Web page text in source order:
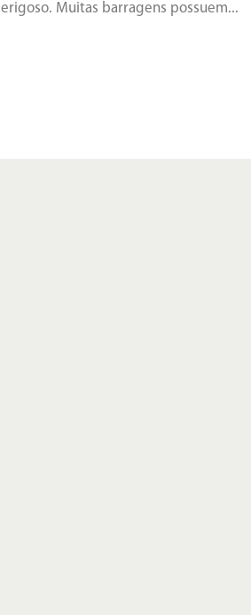
Muitas barragens possuem...